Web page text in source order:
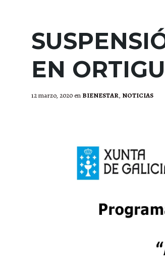
EN
12 marzo, 2020 en BIENESTAR, NOTICIAS